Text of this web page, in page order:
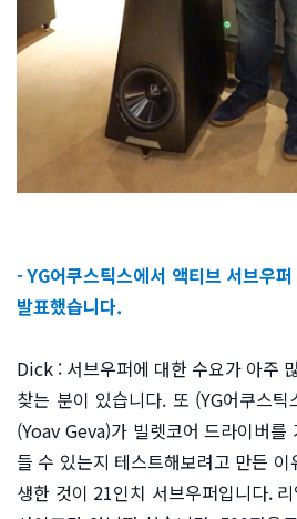
- YG어쿠스틱스에서 액티브 서브우
발표했습니다.
Dick : 서브우퍼에 대한 수요가 아주
찾는 분이 있습니다. 또 (YG어쿠스
(Yoav Geva)가 빌렛코어 드라이버
들 수 있는지 테스트해보려고 만든
생한 것이 21인치 서브우퍼입니다.